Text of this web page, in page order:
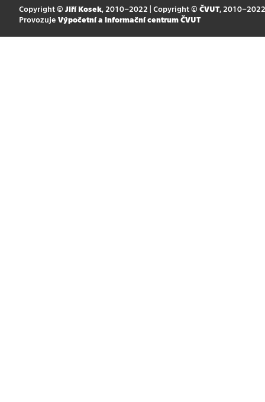
Copyright © Jiří Kosek, 2010–2022 | Copyright © ČVUT, 2010–2022
Provozuje Výpočetní a informační centrum ČVUT